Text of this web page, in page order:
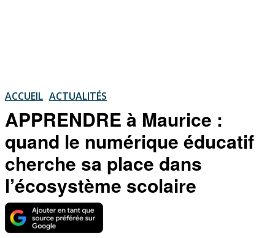
ACCUEIL ACTUALITÉS
APPRENDRE à Maurice :
quand le numérique éducatif
cherche sa place dans
l’écosystème scolaire